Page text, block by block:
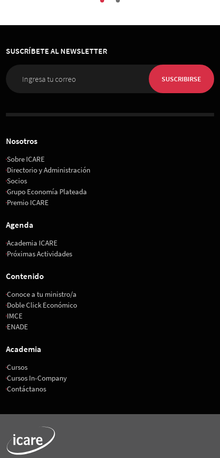
SUSCRÍBETE AL NEWSLETTER
SUSCRIBIRSE
Nosotros
Sobre ICARE
Directorio y Administración
Socios
Grupo Economía Plateada
Premio ICARE
Agenda
Academia ICARE
Próximas Actividades
Contenido
Conoce a tu ministro/a
Doble Click Económico
IMCE
ENADE
Academia
Cursos
Cursos In-Company
Contáctanos